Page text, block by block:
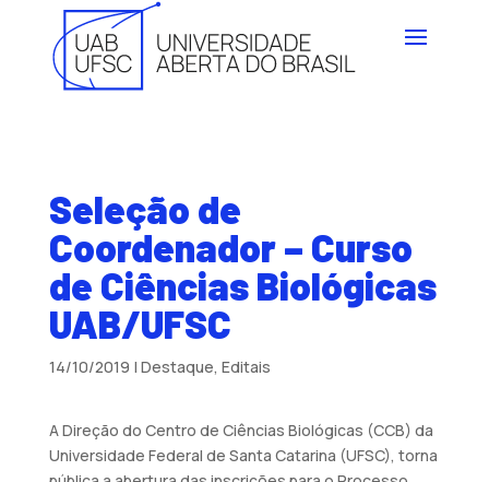
Seleção de
Coordenador – Curso
de Ciências Biológicas
UAB/UFSC
14/10/2019 | Destaque, Editais
A Direção do Centro de Ciências Biológicas (CCB) da
Universidade Federal de Santa Catarina (UFSC), torna